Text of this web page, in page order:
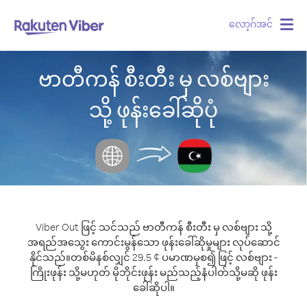
လော့ဂ်အင်
ဗာတီကန် စီးတီး မှ လစ်ဗျား
သို့ ဖုန်းခေါ်ဆိုပုံ
Viber Out ဖြင့် သင်သည် ဗာတီကန် စီးတီး မှ လစ်ဗျား သို့
အရည်အသွေး ကောင်းမွန်သော ဖုန်းခေါ်ဆိုမှုများ လုပ်ဆောင်
နိုင်သည်။တစ်မိနစ်လျှင် 29.5 ¢ ပမာဏမှစ၍ ဖြင့် လစ်ဗျား -
ကြိုးဖုန်း သို့မဟုတ် မိုဘိုင်းဖုန်း မည်သည့်နံပါတ်သို့မဆို ဖုန်း
ခေါ်ဆိုပါ။